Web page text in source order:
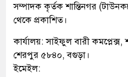
সম্পাদক কৃর্তক শান্তিনগর
থেকে প্রকাশিত।
কার্যালয়: সাইফুল বারী কমপ্লেক্স,
শেরপুর ৫৮৪০, বগুড়া।
ইমেইল: